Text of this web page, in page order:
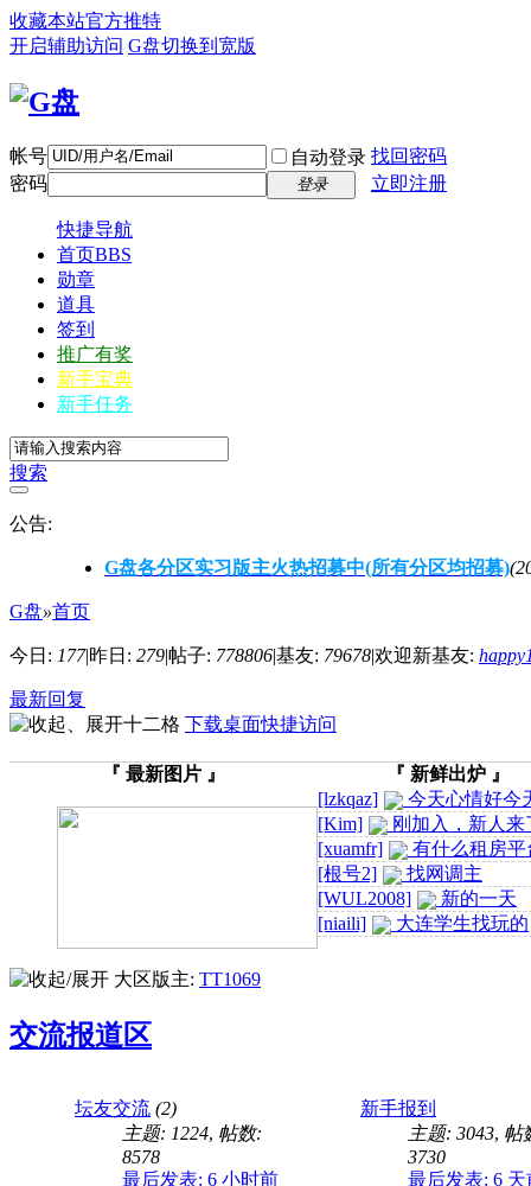
收藏本站官方推特
开启辅助访问 G盘切换到宽版
帐号 自动登录 找回密码
密码
登录 立即注册
快捷导航
首页BBS
勋章
道具
签到
推广有奖
新手宝典
新手任务
搜索
公告:
G盘各分区实习版主火热招募中(所有分区均招募)
G盘»首页
今日: 177|昨日: 279|帖子: 778806|基友: 79678|欢迎新基友:
最新回复
下载桌面快捷访问
『 最新图片 』 『 新鲜出炉 』
今天天气真的很好
找不到坡主的视频，有
[lzkqaz]
今天心情好今
情好 ...
[Kim]
刚加入，新人来
有交 ...
[xuamfr]
有什么租房平
谱的么 ...
[根号2]
找网调主
[WUL2008]
新的一天
[niaili]
大连学生找玩的
大区版主: TT1069
交流报道区
坛友交流 (2)
主题: 1224, 帖数:
8578
最后发表: 6 小时前
新手报到
主题: 3043, 帖
3730
最后发表: 6 天